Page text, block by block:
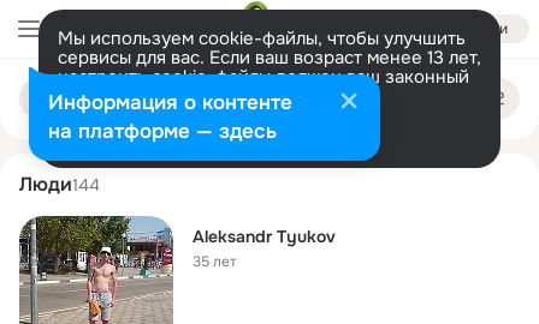
Войти
Мы используем cookie-файлы, чтобы улучшить
сервисы для вас. Если ваш возраст менее 13 лет,
настроить cookie-файлы должен ваш законный
представитель. Больше информации
Разрешить все Настроить
Поиск
людям
aleksandr tyukov
Люди144
Aleksandr Tyukov
35 лет
Информация о контенте
на платформе — здесь